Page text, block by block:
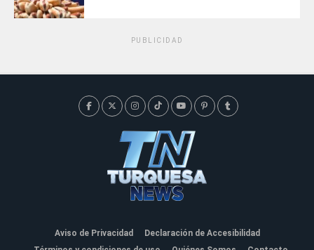
PUBLICIDAD
Aviso de Privacidad
Declaración de Accesibilidad